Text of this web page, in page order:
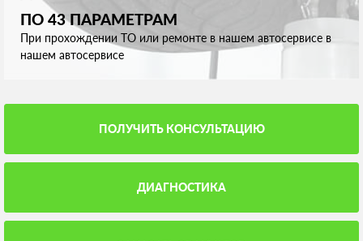
ПО 43 ПАРАМЕТРАМ
При прохождении ТО или ремонте в нашем автосервисе в
нашем автосервисе
ПОЛУЧИТЬ КОНСУЛЬТАЦИЮ
ДИАГНОСТИКА